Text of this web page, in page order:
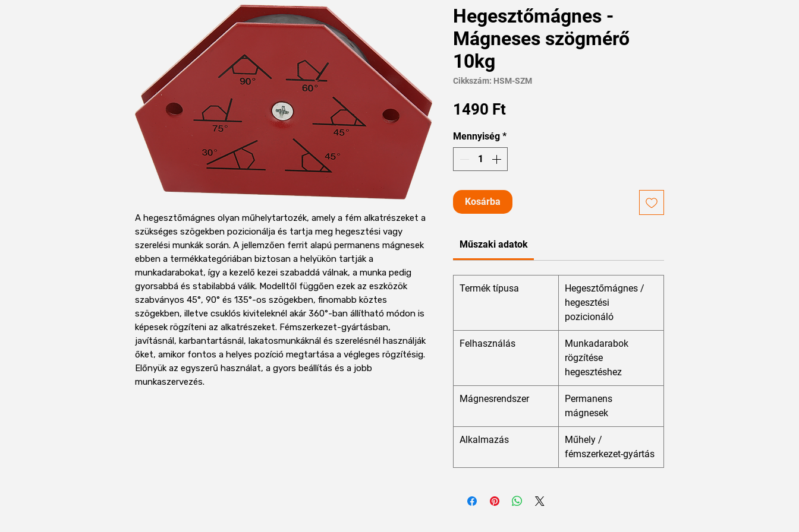
A hegesztőmágnes olyan műhelytartozék, amely a fém alkatrészeket a
szükséges szögekben pozicionálja és tartja meg hegesztési vagy
szerelési munkák során. A jellemzően ferrit alapú permanens mágnesek
ebben a termékkategóriában biztosan a helyükön tartják a
munkadarabokat, így a kezelő kezei szabaddá válnak, a munka pedig
gyorsabbá és stabilabbá válik. Modelltől függően ezek az eszközök
szabványos 45°, 90° és 135°-os szögekben, finomabb köztes
szögekben, illetve csuklós kiviteleknél akár 360°-ban állítható módon is
képesek rögzíteni az alkatrészeket. Fémszerkezet-gyártásban,
javításnál, karbantartásnál, lakatosmunkáknál és szerelésnél használják
őket, amikor fontos a helyes pozíció megtartása a végleges rögzítésig.
Előnyük az egyszerű használat, a gyors beállítás és a jobb
munkaszervezés.
Hegesztőmágnes -
Mágneses szögmérő
10kg
Cikkszám: HSM-SZM
1490 FtÁr
Mennyiség *
Kosárba
Műszaki adatok
Termék típusa
Hegesztőmágnes /
hegesztési
pozicionáló
Felhasználás
Munkadarabok
rögzítése
hegesztéshez
Mágnesrendszer
Permanens
mágnesek
Alkalmazás
Műhely /
fémszerkezet-gyártás